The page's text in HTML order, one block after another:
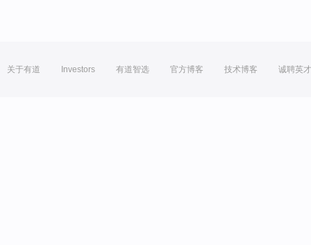
关于有道 Investors 有道智选 官方博客 技术博客 诚聘英才